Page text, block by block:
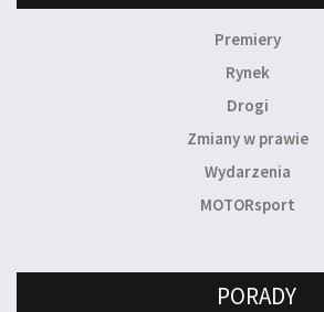
Premiery
Rynek
Drogi
Zmiany w prawie
Wydarzenia
MOTORsport
PORADY